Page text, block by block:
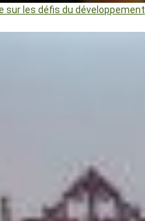
sur les défis du développement